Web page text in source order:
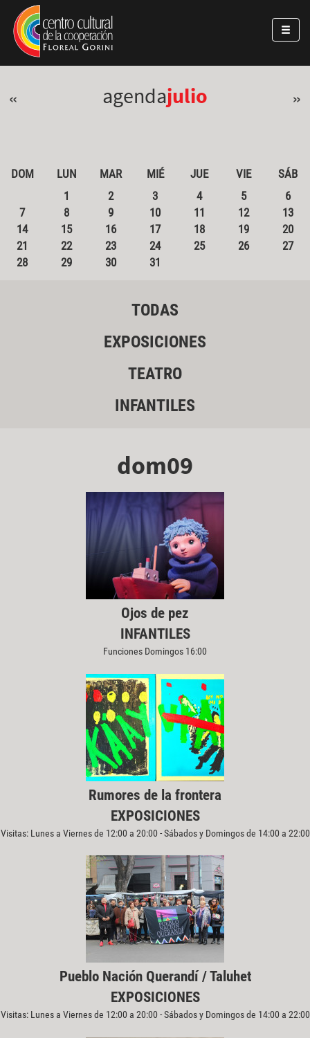
Pasar al contenido principal
Jump to main content
« agendajulio »
DOM LUN MAR MIÉ JUE VIE
SÁB
1
2 3 4 5
6
7
8 9 10 11 12
13
14
15 16 17 18 19
20
21
22 23 24 25 26
27
28
29 30 31
TODAS
EXPOSICIONES
TEATRO
INFANTILES
dom09
Ojos de pez
INFANTILES
Funciones Domingos 16:00
Rumores de la frontera
EXPOSICIONES
Visitas: Lunes a Viernes de 12:00 a 20:00 - Sábados y Domingos de 14:00 a 22:00
Pueblo Nación Querandí / Taluhet
EXPOSICIONES
Visitas: Lunes a Viernes de 12:00 a 20:00 - Sábados y Domingos de 14:00 a 22:00